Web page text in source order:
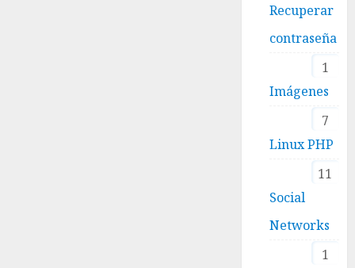
Recuperar
contraseña
1
Imágenes
7
Linux PHP
11
Social
Networks
1